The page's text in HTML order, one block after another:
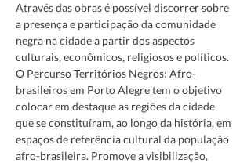
Através das obras é possível discorrer sobre
a presença e participação da comunidade
negra na cidade a partir dos aspectos
culturais, econômicos, religiosos e políticos.
O Percurso Territórios Negros: Afro-
brasileiros em Porto Alegre tem o objetivo
colocar em destaque as regiões da cidade
que se constituíram, ao longo da história, em
espaços de referência cultural da população
afro-brasileira. Promove a visibilização,